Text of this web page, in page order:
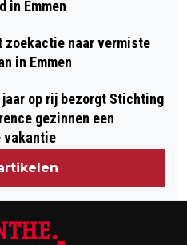
in Emmen
naar vermiste
in Emmen
op rij bezorgt Stichting
gezinnen een
vakantie